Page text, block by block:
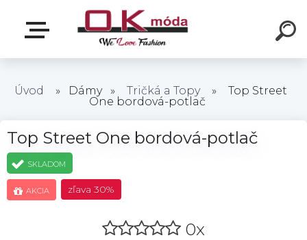
Úvod » Dámy » Tričká a Topy »
Top Street
One bordová-potlač
Top Street One bordová-potlač
SKLADOM
AKCIA zľava 30%
0x